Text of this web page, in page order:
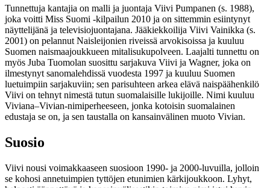
Tunnettuja kantajia on malli ja juontaja Viivi Pumpanen (s. 1988),
joka voitti Miss Suomi -kilpailun 2010 ja on sittemmin esiintynyt
näyttelijänä ja televisiojuontajana. Jääkiekkoilija Viivi Vainikka (s.
2001) on pelannut Naisleijonien riveissä arvokisoissa ja kuuluu
Suomen naismaajoukkueen mitalisukupolveen. Laajalti tunnettu on
myös Juba Tuomolan suosittu sarjakuva Viivi ja Wagner, joka on
ilmestynyt sanomalehdissä vuodesta 1997 ja kuuluu Suomen
luetuimpiin sarjakuviin; sen parisuhteen arkea elävä naispäähenkilö
Viivi on tehnyt nimestä tutun suomalaisille lukijoille. Nimi kuuluu
Viviana–Vivian-nimiperheeseen, jonka kotoisin suomalainen
edustaja se on, ja sen taustalla on kansainvälinen muoto Vivian.
Suosio
Viivi nousi voimakkaaseen suosioon 1990- ja 2000-luvuilla, jolloin
se kohosi annetuimpien tyttöjen etunimien kärkijoukkoon. Lyhyt,